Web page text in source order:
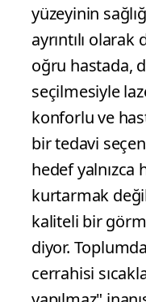
yüzeyinin
ayrıntılı
oğru hastada,
seçilmesiyle
konforlu ve
bir tedavi
hedef yalnızca
kurtarmak
kaliteli bir
diyor.
cerrahisi